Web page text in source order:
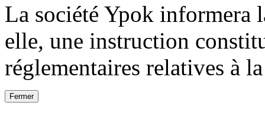
La société Ypok informera
elle, une instruction
réglementaires relatives à
Fermer